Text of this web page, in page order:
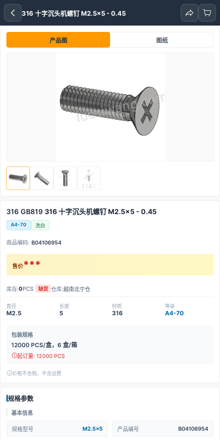
316 十字沉头机螺钉 M2.5x5 - 0.45
产品图 图纸
316 GB819 316 十字沉头机螺钉 M2.5x5 - 0.45
A4-70 洗白
商品编码: B04106954
售价***
库存:0PCS 缺货 仓库:越南北宁仓
直径
M2.5
长度
5
材质
316
等级
A4-70
包装规格
12000 PCS/盒，6 盒/箱
起订量: 12000 PCS
价格不含税，不含运费
规格参数
基本信息
规格型号 M2.5x5 产品编号 B04106954